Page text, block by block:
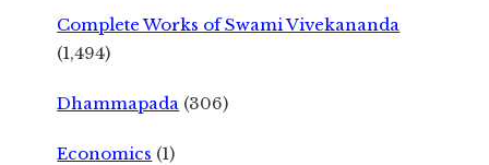
Complete Works of Swami Vivekananda
(1,494)
Dhammapada (306)
Economics (1)